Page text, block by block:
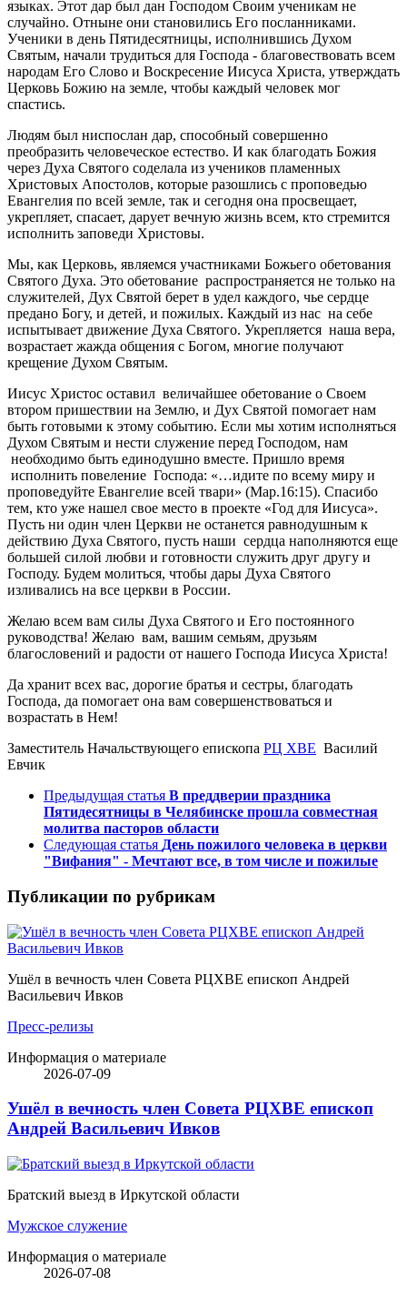
языках. Этот дар был дан Господом Своим ученикам не
случайно. Отныне они становились Его посланниками.
Ученики в день Пятидесятницы, исполнившись Духом
Святым, начали трудиться для Господа - благовествовать всем
народам Его Слово и Воскресение Иисуса Христа, утверждать
Церковь Божию на земле, чтобы каждый человек мог
спастись.
Людям был ниспослан дар, способный совершенно
преобразить человеческое естество. И как благодать Божия
через Духа Святого соделала из учеников пламенных
Христовых Апостолов, которые разошлись с проповедью
Евангелия по всей земле, так и сегодня она просвещает,
укрепляет, спасает, дарует вечную жизнь всем, кто стремится
исполнить заповеди Христовы.
Мы, как Церковь, являемся участниками Божьего обетования
Святого Духа. Это обетование распространяется не только на
служителей, Дух Святой берет в удел каждого, чье сердце
предано Богу, и детей, и пожилых. Каждый из нас на себе
испытывает движение Духа Святого. Укрепляется наша вера,
возрастает жажда общения с Богом, многие получают
крещение Духом Святым.
Иисус Христос оставил величайшее обетование о Своем
втором пришествии на Землю, и Дух Святой помогает нам
быть готовыми к этому событию. Если мы хотим исполняться
Духом Святым и нести служение перед Господом, нам
необходимо быть единодушно вместе. Пришло время
исполнить повеление Господа: «…идите по всему миру и
проповедуйте Евангелие всей твари» (Мар.16:15). Спасибо
тем, кто уже нашел свое место в проекте «Год для Иисуса».
Пусть ни один член Церкви не останется равнодушным к
действию Духа Святого, пусть наши сердца наполняются еще
большей силой любви и готовности служить друг другу и
Господу. Будем молиться, чтобы дары Духа Святого
изливались на все церкви в России.
Желаю всем вам силы Духа Святого и Его постоянного
руководства! Желаю вам, вашим семьям, друзьям
благословений и радости от нашего Господа Иисуса Христа!
Да хранит всех вас, дорогие братья и сестры, благодать
Господа, да помогает она вам совершенствоваться и
возрастать в Нем!
Заместитель Начальствующего епископа РЦ ХВЕ Василий
Евчик
Предыдущая статья В преддверии праздника
Пятидесятницы в Челябинске прошла совместная
молитва пасторов области
Следующая статья День пожилого человека в церкви
"Вифания" - Мечтают все, в том числе и пожилые
Публикации по рубрикам
Ушёл в вечность член Совета РЦХВЕ епископ Андрей
Васильевич Ивков
Пресс-релизы
Информация о материале
2026-07-09
Ушёл в вечность член Совета РЦХВЕ епископ
Андрей Васильевич Ивков
Братский выезд в Иркутской области
Мужское служение
Информация о материале
2026-07-08